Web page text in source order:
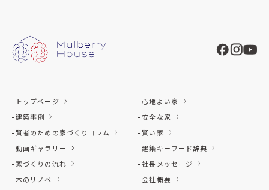
トップページ
建築事例
賢者のための家づくりコラム
動画ギャラリー
家づくりの流れ
木のリノベ
心地よい家
安全な家
賢い家
建築キーワード辞典
社長メッセージ
会社概要